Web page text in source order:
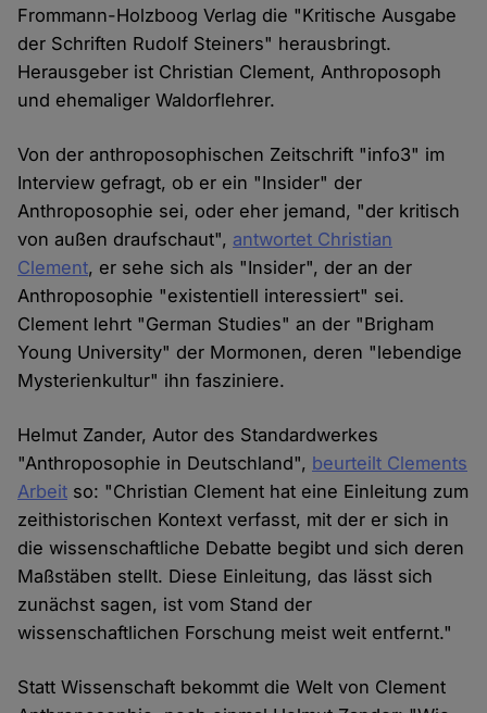
Frommann-Holzboog Verlag die "Kritische Ausgabe
der Schriften Rudolf Steiners" herausbringt.
Herausgeber ist Christian Clement, Anthroposoph
und ehemaliger Waldorflehrer.
Von der anthroposophischen Zeitschrift "info3" im
Interview gefragt, ob er ein "Insider" der
Anthroposophie sei, oder eher jemand, "der kritisch
von außen draufschaut", antwortet Christian
Clement, er sehe sich als "Insider", der an der
Anthroposophie "existentiell interessiert" sei.
Clement lehrt "German Studies" an der "Brigham
Young University" der Mormonen, deren "lebendige
Mysterienkultur" ihn fasziniere.
Helmut Zander, Autor des Standardwerkes
"Anthroposophie in Deutschland", beurteilt Clements
Arbeit so: "Christian Clement hat eine Einleitung zum
zeithistorischen Kontext verfasst, mit der er sich in
die wissenschaftliche Debatte begibt und sich deren
Maßstäben stellt. Diese Einleitung, das lässt sich
zunächst sagen, ist vom Stand der
wissenschaftlichen Forschung meist weit entfernt."
Statt Wissenschaft bekommt die Welt von Clement